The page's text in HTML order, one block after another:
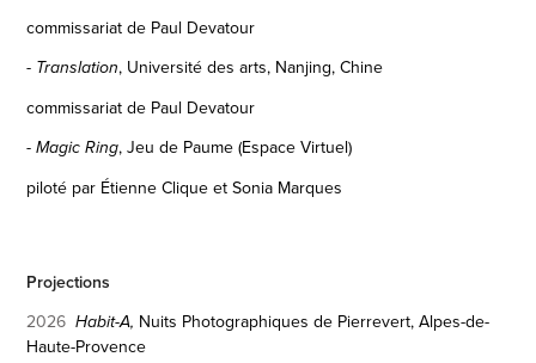
commissariat de Paul Devatour
- Translation, Université des arts, Nanjing, Chine
commissariat de Paul Devatour
- Magic Ring, Jeu de Paume (Espace Virtuel)
piloté par Étienne Clique et Sonia Marques
Projections
2026Habit-A, Nuits Photographiques de Pierrevert, Alpes-de-
Haute-Provence